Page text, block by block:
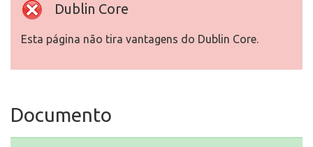
Dublin Core
Esta página não tira vantagens do Dublin Core.
Documento